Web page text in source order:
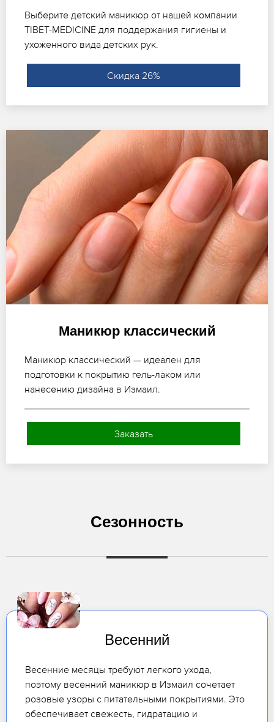
Выберите детский маникюр от нашей компании
TIBET-MEDICINE для поддержания гигиены и
ухоженного вида детских рук.
Скидка 26%
Маникюр классический
Маникюр классический — идеален для
подготовки к покрытию гель-лаком или
нанесению дизайна в Измаил.
Заказать
Сезонность
Весенний
Весенние месяцы требуют легкого ухода,
поэтому весенний маникюр в Измаил сочетает
розовые узоры с питательными покрытиями. Это
обеспечивает свежесть, гидратацию и